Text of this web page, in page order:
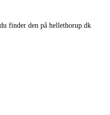
finder den på hellethorup.dk